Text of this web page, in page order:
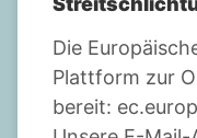
Die
Plattform zur
bereit: